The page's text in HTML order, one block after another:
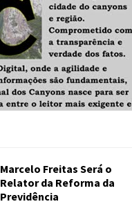
Marcelo Freitas Será o
Relator da Reforma da
Previdência